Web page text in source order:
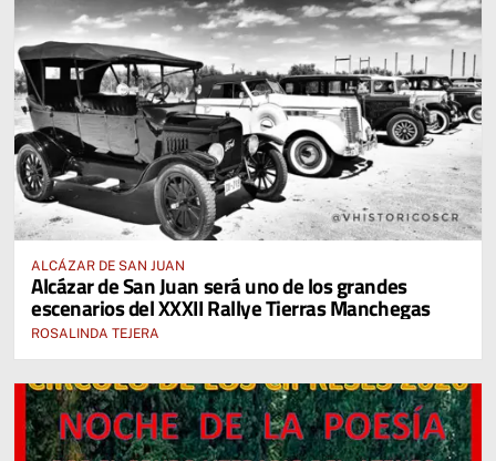
ALCÁZAR DE SAN JUAN
Alcázar de San Juan será uno de los grandes
escenarios del XXXII Rallye Tierras Manchegas
ROSALINDA TEJERA